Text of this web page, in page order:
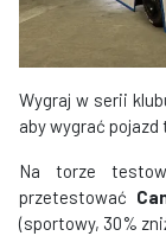
Wygraj w serii
aby wygrać pojazd
Na torze
przetestować
(sportowy, 30%